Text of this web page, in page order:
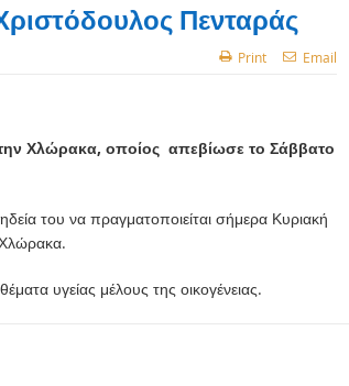
Πενταράς
Print Email
Χλώρακα, οποίος απεβίωσε το Σάββατο
του να πραγματοποιείται σήμερα Κυριακή
υγείας μέλους της οικογένειας.